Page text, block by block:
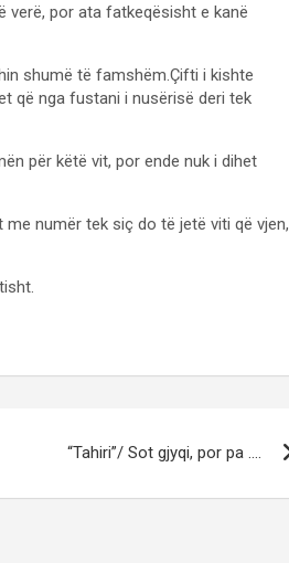
verë, por ata fatkeqësisht e kanë
shumë të famshëm.Çifti i kishte
që nga fustani i nusërisë deri tek
për këtë vit, por ende nuk i dihet
numër tek siç do të jetë viti që vjen,
“Tahiri”/ Sot gjyqi, por pa ….